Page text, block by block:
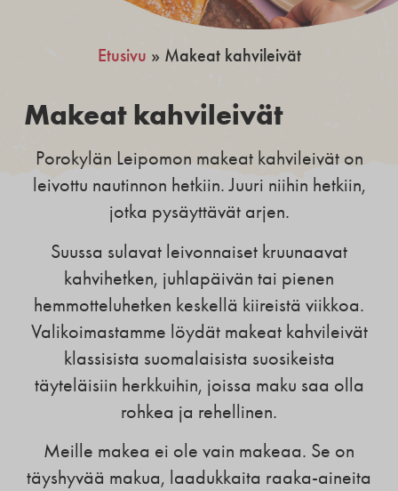
Etusivu » Makeat kahvileivät
Makeat kahvileivät
Porokylän Leipomon makeat kahvileivät on
leivottu nautinnon hetkiin. Juuri niihin hetkiin,
jotka pysäyttävät arjen.
Suussa sulavat leivonnaiset kruunaavat
kahvihetken, juhlapäivän tai pienen
hemmotteluhetken keskellä kiireistä viikkoa.
Valikoimastamme löydät makeat kahvileivät
klassisista suomalaisista suosikeista
täyteläisiin herkkuihin, joissa maku saa olla
rohkea ja rehellinen.
Meille makea ei ole vain makeaa. Se on
täyshyvää makua, laadukkaita raaka-aineita